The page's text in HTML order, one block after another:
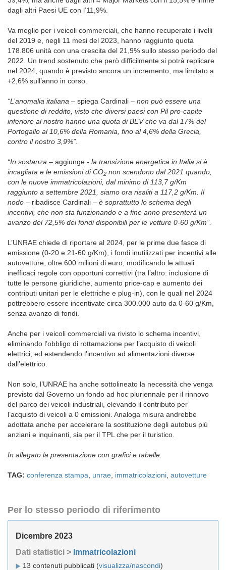
dagli altri Paesi UE con l’11,9%.
Va meglio per i veicoli commerciali, che hanno recuperato i livelli
del 2019 e, negli 11 mesi del 2023, hanno raggiunto quota
178.806 unità con una crescita del 21,9% sullo stesso periodo del
2022. Un trend sostenuto che però difficilmente si potrà replicare
nel 2024, quando è previsto ancora un incremento, ma limitato a
+2,6% sull’anno in corso.
“L’anomalia italiana – spiega Cardinali – non può essere una
questione di reddito, visto che diversi paesi con Pil pro-capite
inferiore al nostro hanno una quota di BEV che va dal 17% del
Portogallo al 10,6% della Romania, fino al 4,6% della Grecia,
contro il nostro 3,9%”
“In sostanza – aggiunge - la transizione energetica in Italia si è
incagliata e le emissioni di CO2 non scendono dal 2021 quando,
con le nuove immatricolazioni, dal minimo di 113,7 g/Km
raggiunto a settembre 2021, siamo ora risaliti a 117,2 g/Km. Il
nodo – ribadisce Cardinali – è soprattutto lo schema degli
incentivi, che non sta funzionando e a fine anno presenterà un
avanzo del 72,5% dei fondi disponibili per le vetture 0-60 g/Km”.
L’UNRAE chiede di riportare al 2024, per le prime due fasce di
emissione (0-20 e 21-60 g/Km), i fondi inutilizzati per incentivi alle
autovetture, oltre 600 milioni di euro, modificando le attuali
inefficaci regole con opportuni correttivi (tra l’altro: inclusione di
tutte le persone giuridiche, aumento price-cap e aumento dei
contributi unitari per le elettriche e plug-in), con le quali nel 2024
pottrebbero essere incentivate circa 300.000 auto da 0-60 g/Km,
senza avanzo di fondi.
Anche per i veicoli commerciali va rivisto lo schema incentivi,
eliminando l’obbligo di rottamazione per l’acquisto di veicoli
elettrici, ed estendendo l’incentivo ad alimentazioni diverse
dall’elettrico.
Non solo, l’UNRAE ha anche sottolineato la necessità che venga
previsto dal Governo un fondo ad hoc pluriennale per il rinnovo
del parco dei veicoli industriali, elevando il contributo per
l’acquisto di veicoli a 0 emissioni. Analoga misura andrebbe
adottata anche per accelerare la sostituzione degli autobus più
anziani e inquinanti, sia per il TPL che per il turistico.
In allegato la presentazione con grafici e tabelle.
TAG: conferenza stampa unrae immatricolazioni autovetture
Per lo stesso periodo di riferimento
Dicembre 2023
Dati statistici > Immatricolazioni
13 contenuti pubblicati (visualizza/nascondi)